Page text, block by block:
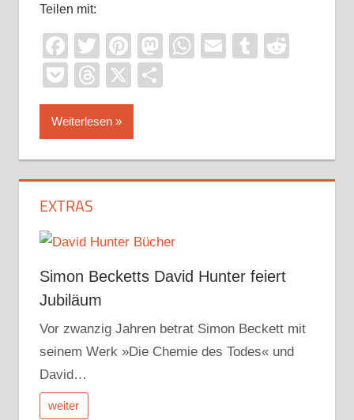
Teilen mit:
Facebook
TwitterPinterest
Mastodon
WhatsApp
EmailTumblr
PocketThreads
X
Weiterlesen
EXTRAS
Simon Becketts David Hunter feiert
Jubiläum
Vor zwanzig Jahren betrat Simon Beckett mit
seinem Werk »Die Chemie des Todes« und
David…
weiter